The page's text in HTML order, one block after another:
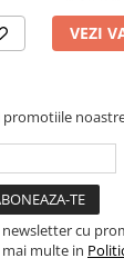
VEZI
promotiile
newsletter cu
multe in